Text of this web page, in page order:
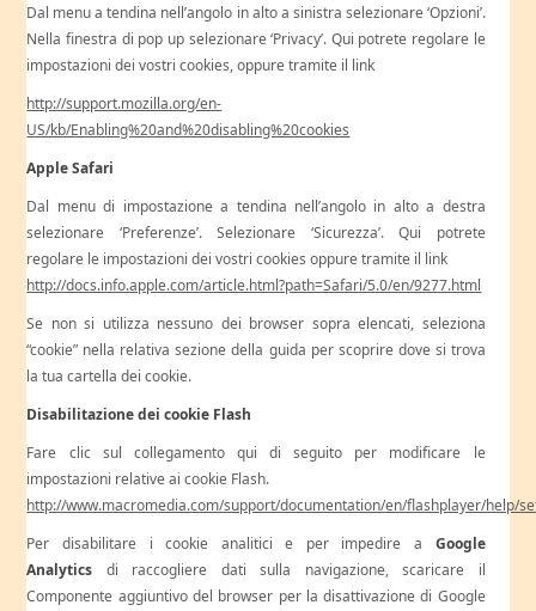
Dal menu a tendina nell’angolo in alto a sinistra selezionare ‘Opzioni’.
Nella finestra di pop up selezionare ‘Privacy’. Qui potrete regolare le
impostazioni dei vostri cookies, oppure tramite il link
http://support.mozilla.org/en-
US/kb/Enabling%20and%20disabling%20cookies
Apple Safari
Dal menu di impostazione a tendina nell’angolo in alto a destra
selezionare ‘Preferenze’. Selezionare ‘Sicurezza’. Qui potrete
regolare le impostazioni dei vostri cookies oppure tramite il link
http://docs.info.apple.com/article.html?path=Safari/5.0/en/9277.html
Se non si utilizza nessuno dei browser sopra elencati, seleziona
“cookie” nella relativa sezione della guida per scoprire dove si trova
la tua cartella dei cookie.
Disabilitazione dei cookie Flash
Fare clic sul collegamento qui di seguito per modificare le
impostazioni relative ai cookie Flash.
http://www.macromedia.com/support/documentation/en/flashplayer/help/
Per disabilitare i cookie analitici e per impedire a Google
Analytics di raccogliere dati sulla navigazione, scaricare il
Componente aggiuntivo del browser per la disattivazione di Google